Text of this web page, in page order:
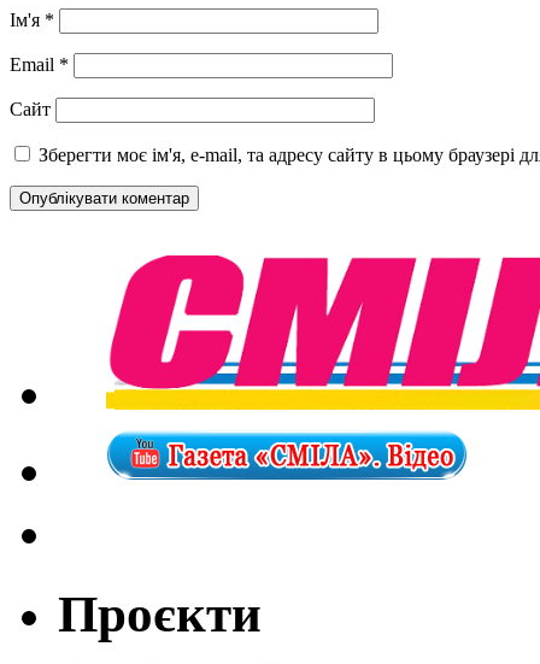
Ім'я *
Email *
Сайт
Зберегти моє ім'я, e-mail, та адресу сайту в цьому браузері
Проєкти